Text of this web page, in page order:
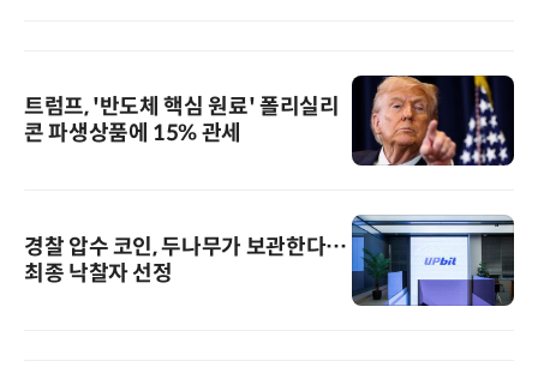
트럼프, '반도체 핵심 원료' 폴리실리
콘 파생상품에 15% 관세
경찰 압수 코인, 두나무가 보관한다…
최종 낙찰자 선정